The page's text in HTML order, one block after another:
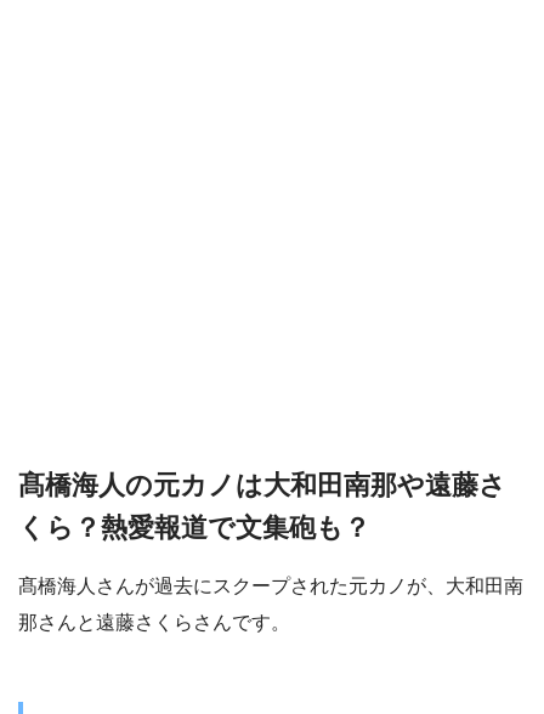
髙橋海人の元カノは大和田南那や遠藤さ
くら？熱愛報道で文集砲も？
髙橋海人さんが過去にスクープされた元カノが、大和田南
那さんと遠藤さくらさんです。